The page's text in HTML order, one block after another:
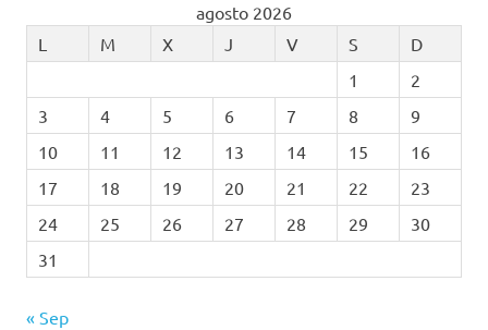
agosto 2026
L
M X J V S
D
1
2
3
4 5 6 7 8
9
10
11 12 13 14 15
16
17
18 19 20 21 22
23
24
25 26 27 28 29
30
31
« Sep